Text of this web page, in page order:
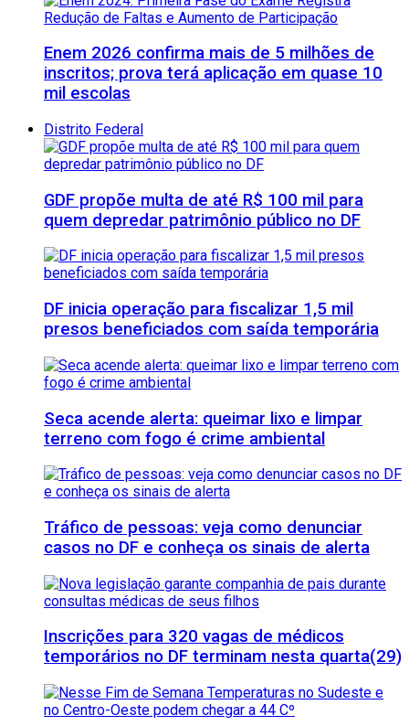
Enem 2026 confirma mais de 5 milhões de
inscritos; prova terá aplicação em quase 10
mil escolas
Distrito Federal
GDF propõe multa de até R$ 100 mil para
quem depredar patrimônio público no DF
DF inicia operação para fiscalizar 1,5 mil
presos beneficiados com saída temporária
Seca acende alerta: queimar lixo e limpar
terreno com fogo é crime ambiental
Tráfico de pessoas: veja como denunciar
casos no DF e conheça os sinais de alerta
Inscrições para 320 vagas de médicos
temporários no DF terminam nesta quarta(29)